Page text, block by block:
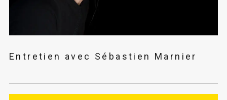
Entretien avec Sébastien Marnier